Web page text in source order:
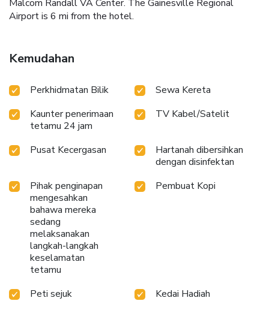
Malcom Randall VA Center. The Gainesville Regional
Airport is 6 mi from the hotel.
Kemudahan
Perkhidmatan Bilik
Sewa Kereta
Kaunter penerimaan
tetamu 24 jam
TV Kabel/Satelit
Pusat Kecergasan
Hartanah dibersihkan
dengan disinfektan
Pihak penginapan
mengesahkan
bahawa mereka
sedang
melaksanakan
langkah-langkah
keselamatan
tetamu
Pembuat Kopi
Peti sejuk
Kedai Hadiah